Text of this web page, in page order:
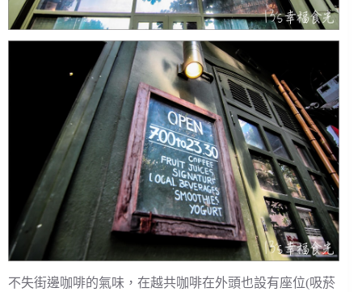
不失街邊咖啡的氣味，在越共咖啡在外頭也設有座位(吸菸